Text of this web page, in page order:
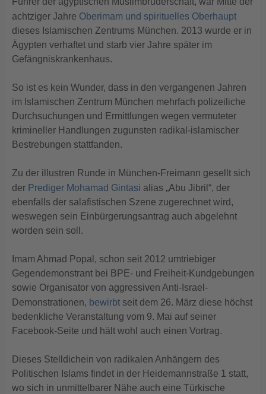
achtziger Jahre Oberimam und spirituelles Oberhaupt
dieses Islamischen Zentrums München. 2013 wurde er in
Ägypten verhaftet und starb vier Jahre später im
Gefängniskrankenhaus.
So ist es kein Wunder, dass in den vergangenen Jahren
im Islamischen Zentrum München mehrfach polizeiliche
Durchsuchungen und Ermittlungen wegen vermuteter
krimineller Handlungen zugunsten radikal-islamischer
Bestrebungen stattfanden.
Zu der illustren Runde in München-Freimann gesellt sich
der Prediger Mohamad Gintasi alias „Abu Jibril“, der
ebenfalls der salafistischen Szene zugerechnet wird,
weswegen sein Einbürgerungsantrag auch abgelehnt
worden sein soll.
Imam Ahmad Popal, schon seit 2012 umtriebiger
Gegendemonstrant bei BPE- und Freiheit-Kundgebungen
sowie Organisator von aggressiven Anti-Israel-
Demonstrationen, bewirbt seit dem 26. März diese höchst
bedenkliche Veranstaltung vom 9. Mai auf seiner
Facebook-Seite und hält wohl auch einen Vortrag.
Dieses Stelldichein von radikalen Anhängern des
Politischen Islams findet in der Heidemannstraße 1 statt,
wo sich in unmittelbarer Nähe auch eine Türkische